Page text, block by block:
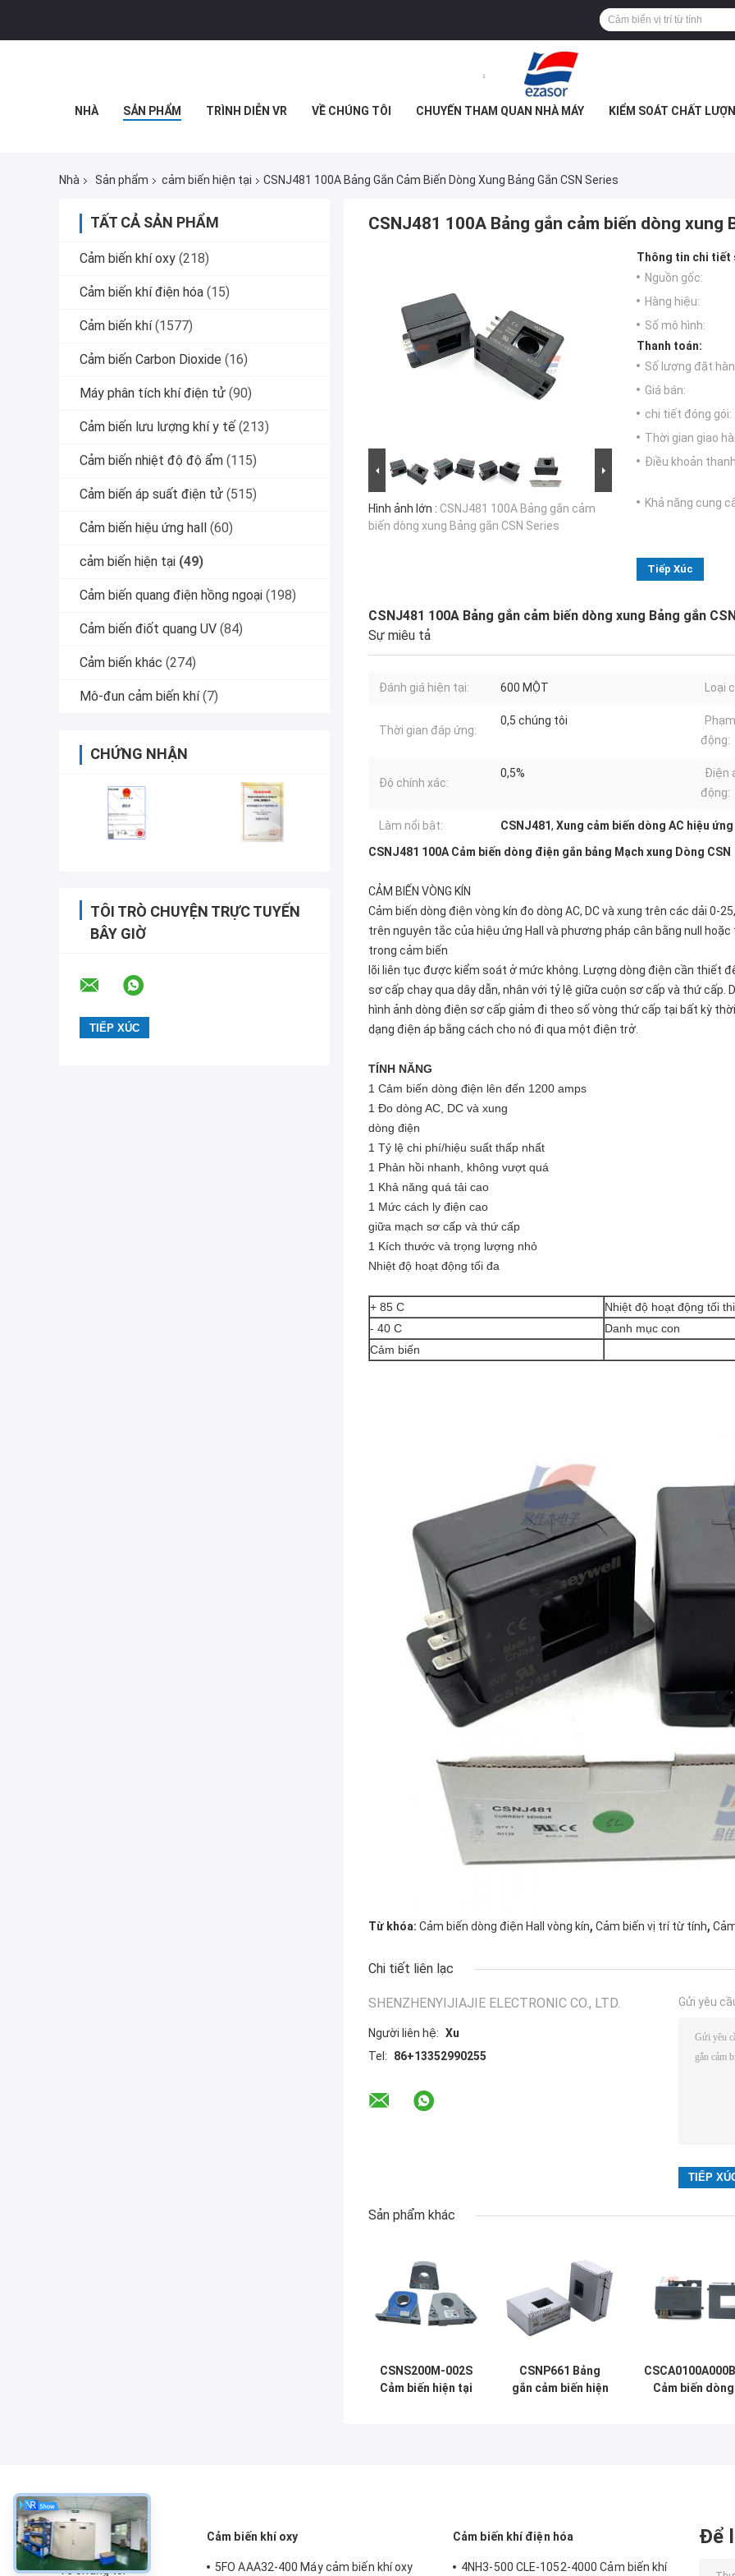
NHÀ SẢN PHẨM TRÌNH DIỄN VR VỀ CHÚNG TÔI CHUYẾN THAM QUAN NHÀ MÁY KIỂM SOÁT CHẤT
Nhà Sản phẩm cảm biến hiện tại CSNJ481 100A Bảng Gắn Cảm Biến Dòng Xung Bảng Gắn CSN Series
TẤT CẢ SẢN PHẨM
Cảm biến khí oxy (218)
Cảm biến khí điện hóa (15)
Cảm biến khí (1577)
Cảm biến Carbon Dioxide (16)
Máy phân tích khí điện tử (90)
Cảm biến lưu lượng khí y tế (213)
Cảm biến nhiệt độ độ ẩm (115)
Cảm biến áp suất điện tử (515)
Cảm biến hiệu ứng hall (60)
cảm biến hiện tại (49)
Cảm biến quang điện hồng ngoại (198)
Cảm biến điốt quang UV (84)
Cảm biến khác (274)
Mô-đun cảm biến khí (7)
CHỨNG NHẬN
TÔI TRÒ CHUYỆN TRỰC TUYẾN
BÂY GIỜ
CSNJ481 100A Bảng gắn cảm biến dòng xung
Hình ảnh lớn : CSNJ481 100A Bảng gắn cảm
biến dòng xung Bảng gắn CSN Series
Thông tin chi tiết
Nguồn gốc:
Hàng hiệu:
Số mô hình:
Thanh toán:
Số lượng đặt
Giá bán:
chi tiết đóng gói:
Thời gian giao
Điều khoản
Khả năng cung
Tiếp Xúc
CSNJ481 100A Bảng gắn cảm biến dòng xung Bảng gắn
Sự miêu tả
Đánh giá hiện tại: 600 MỘT Loại
Thời gian đáp ứng:
0,5 chúng tôi
động:
Độ chính xác:
0,5%
Điện
động:
Làm nổi bật: CSNJ481, Xung cảm biến dòng AC hiệu
CSNJ481 100A Cảm biến dòng điện gắn bảng Mạch xung Dòng CSN
CẢM BIẾN VÒNG KÍN
Cảm biến dòng điện vòng kín đo dòng AC, DC và xung trên các dải 0-
trên nguyên tắc của hiệu ứng Hall và phương pháp cân bằng null
trong cảm biến
lõi liên tục được kiểm soát ở mức không. Lượng dòng điện cần thiết
sơ cấp chạy qua dây dẫn, nhân với tỷ lệ giữa cuộn sơ cấp và thứ cấp.
hình ảnh dòng điện sơ cấp giảm đi theo số vòng thứ cấp tại bất kỳ
dạng điện áp bằng cách cho nó đi qua một điện trở.
TÍNH NĂNG
1 Cảm biến dòng điện lên đến 1200 amps
1 Đo dòng AC, DC và xung
dòng điện
1 Tỷ lệ chi phí/hiệu suất thấp nhất
1 Phản hồi nhanh, không vượt quá
1 Khả năng quá tải cao
1 Mức cách ly điện cao
giữa mạch sơ cấp và thứ cấp
1 Kích thước và trọng lượng nhỏ
Nhiệt độ hoạt động tối đa
+ 85 C
Nhiệt độ hoạt động tối
- 40 C
Danh mục con
Cảm biến
Từ khóa: Cảm biến dòng điện Hall vòng kín, Cảm biến vị trí từ tính,
Chi tiết liên lạc
SHENZHENYIJIAJIE ELECTRONIC CO., LTD.
Người liên hệ: Xu
Tel:
86+13352990255
Gửi yêu
Sản phẩm khác
CSNS200M-002S
Cảm biến hiện tại
CSNP661 Bảng
gắn cảm biến hiện
Cảm biến
về
Về chúng tôi
Cảm biến khí oxy
5FO AAA32-400 Máy cảm biến khí oxy
Cảm biến khí điện hóa
4NH3-500 CLE-1052-4000 Cảm biến khí
Để